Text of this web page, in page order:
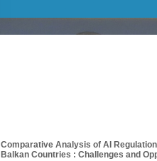
Comparative Analysis of AI
Balkan Countries : Challenges and